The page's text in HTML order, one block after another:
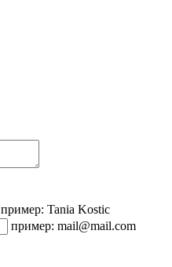
пример: Tania Kostic
пример: mail@mail.com